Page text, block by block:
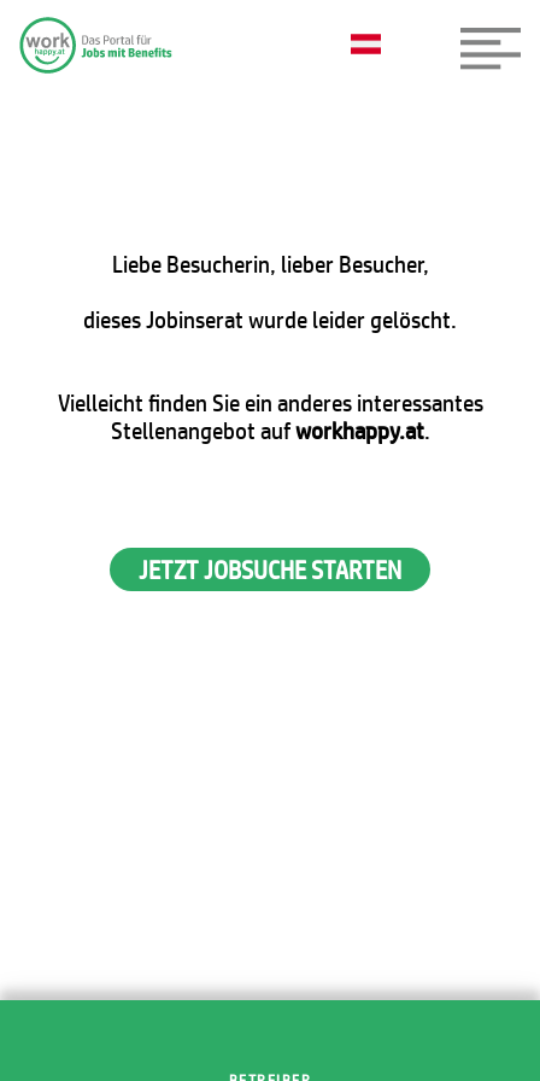
Liebe Besucherin, lieber Besucher,
dieses Jobinserat wurde leider gelöscht.
Vielleicht finden Sie ein anderes interessantes
Stellenangebot aufworkhappy.at.
JETZT JOBSUCHE STARTEN